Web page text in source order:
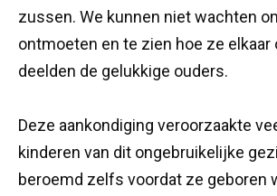
zussen. We kunnen niet wachten
ontmoeten en te zien hoe ze elkaar
deelden de gelukkige ouders.
Deze aankondiging veroorzaakte
kinderen van dit ongebruikelijke
beroemd zelfs voordat ze geboren